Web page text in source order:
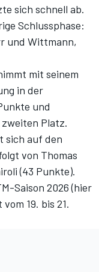
sich schnell ab.
Schlussphase:
und Wittmann,
mit seinem
in der
und
Platz.
sich auf den
von Thomas
(43 Punkte).
Saison 2026 (hier
19. bis 21.